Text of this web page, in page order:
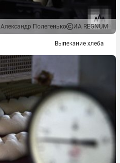
Александр Полегенько ИА REGNUM
Выпекание хлеба